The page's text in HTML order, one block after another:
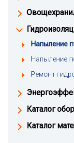
Напыление
Напыление
Ремонт
Каталог
Каталог